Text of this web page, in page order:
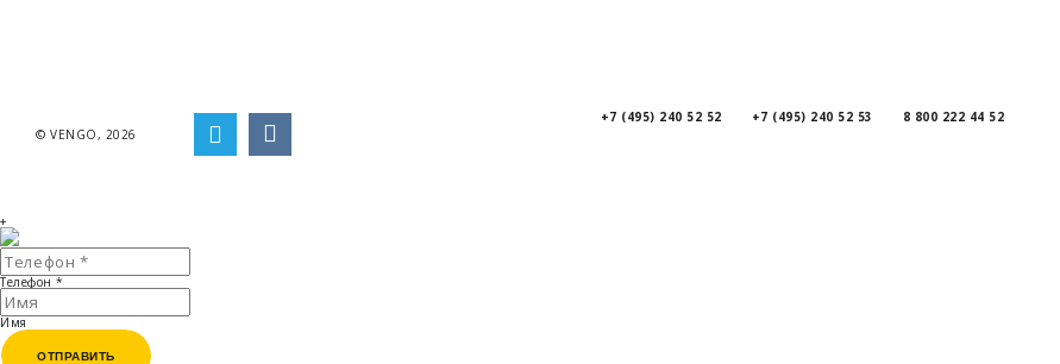
© VENGO, 2026
+7 (495) 240 52 52 +7 (495) 240 52 53 8 800 222 44 52
+
Телефон *
Имя
ОТПРАВИТЬ
ОТПРАВИТЬ